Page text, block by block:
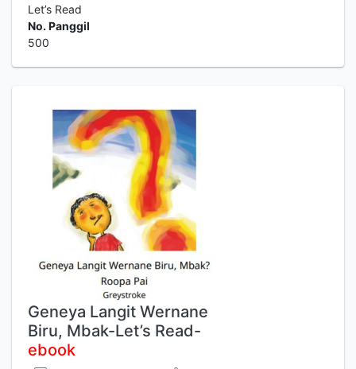
Let’s Read
No. Panggil
500
Geneya Langit Wernane
Biru, Mbak-Let’s Read-
ebook